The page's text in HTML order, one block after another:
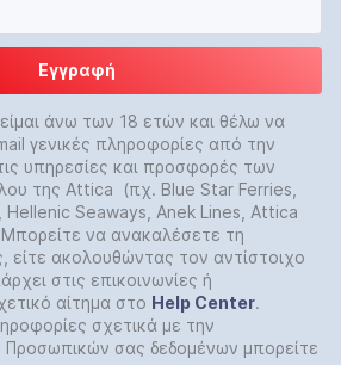
Εγγραφή
άνω των 18 ετών και θέλω να
γενικές πληροφορίες από την
υπηρεσίες και προσφορές των
της Attica (πχ. Blue Star Ferries,
Seaways, Anek Lines, Attica
να ανακαλέσετε τη
είτε ακολουθώντας τον αντίστοιχο
στις επικοινωνίες ή
αίτημα στο Help Center.
σχετικά με την
Προσωπικών σας δεδομένων μπορείτε